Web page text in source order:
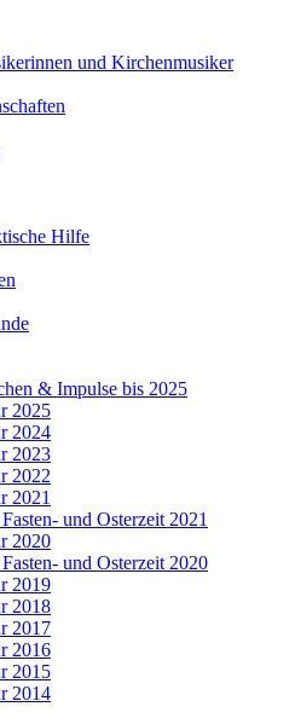
und Kirchenmusiker
Hilfe
& Impulse bis 2025
2025
2024
2023
2022
2021
und Osterzeit 2021
2020
und Osterzeit 2020
2019
2018
2017
2016
2015
2014